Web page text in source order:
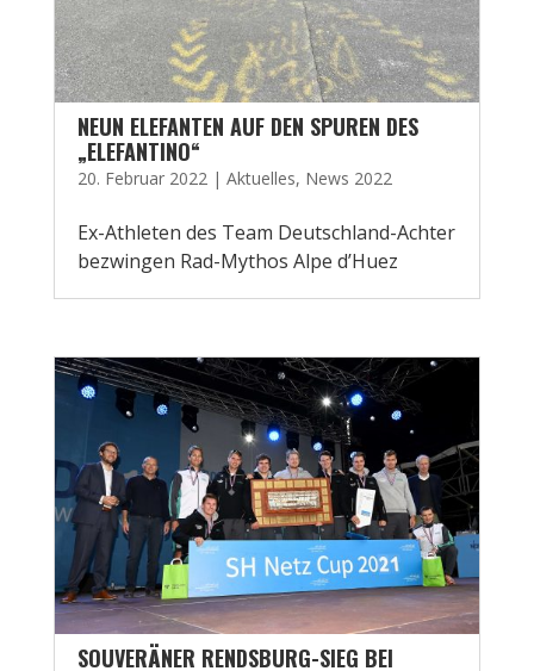
NEUN ELEFANTEN AUF DEN SPUREN DES
„ELEFANTINO“
20. Februar 2022| Aktuelles, News 2022
Ex-Athleten des Team Deutschland-Achter
bezwingen Rad-Mythos Alpe d’Huez
SOUVERÄNER RENDSBURG-SIEG BEI